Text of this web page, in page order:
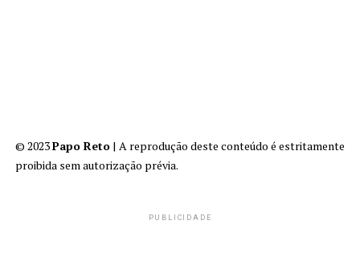
© 2023Papo Reto | A reprodução deste conteúdo é estritamente
proibida sem autorização prévia.
PUBLICIDADE